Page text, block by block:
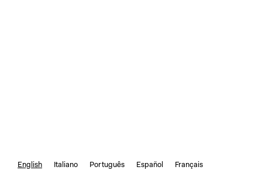
English Italiano Português Español Français